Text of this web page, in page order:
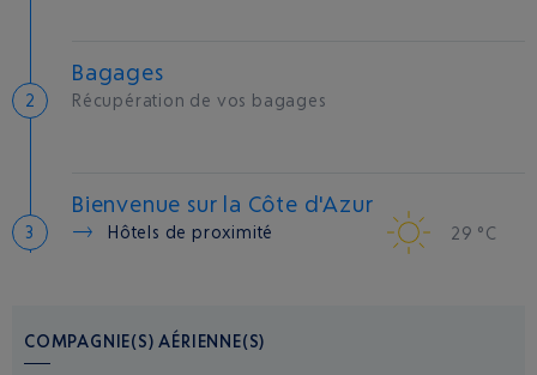
Bagages
Récupération de vos bagages
Bienvenue sur la Côte d'Azur
Hôtels de proximité 29 °C
COMPAGNIE(S) AÉRIENNE(S)